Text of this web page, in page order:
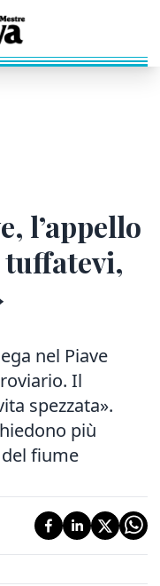
l’appello
tuffatevi,
nel Piave
Il
spezzata».
più
fiume